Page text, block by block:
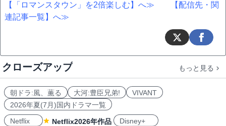
【「ロマンスタウン」を2倍楽しむ】へ≫
【配信先・関
連記事一覧】へ≫
クローズアップ もっと見る
朝ドラ:風、薫る 大河:豊臣兄弟!
VIVANT
2026年夏(7月)国内ドラマ一覧
Netflix
Netflix2026年作品
Disney+